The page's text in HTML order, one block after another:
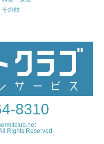
その他
8310
Rights Reserved.